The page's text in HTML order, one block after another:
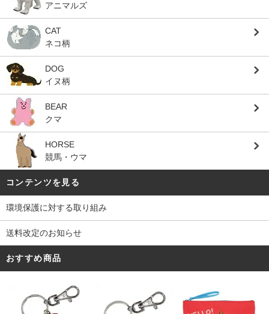
アニマルズ
CAT
ネコ柄
DOG
イヌ柄
BEAR
クマ
HORSE
競馬・ウマ
コンテンツを見る
環境保護に対する取り組み
送料改定のお知らせ
おすすめ商品